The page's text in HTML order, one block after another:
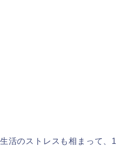
活のストレスも相まって、1